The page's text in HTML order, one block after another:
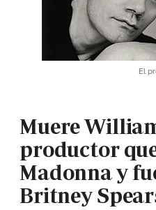
El
Muere
productor
Madonna y
Britney